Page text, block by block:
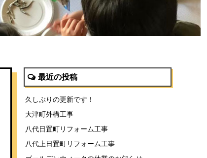
最近の投稿
久しぶりの更新です！
大津町外構工事
八代日置町リフォーム工事
八代上日置町リフォーム工事